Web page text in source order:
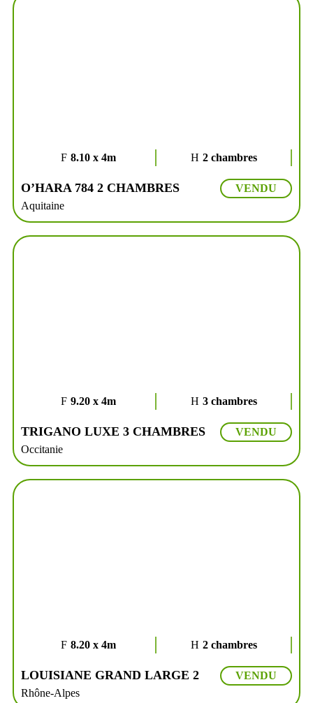
8.10 x 4m 2 chambres
O’HARA 784 2 CHAMBRES
Aquitaine
VENDU
9.20 x 4m 3 chambres
TRIGANO LUXE 3 CHAMBRES
Occitanie
VENDU
8.20 x 4m 2 chambres
LOUISIANE GRAND LARGE 2
Rhône-Alpes
VENDU